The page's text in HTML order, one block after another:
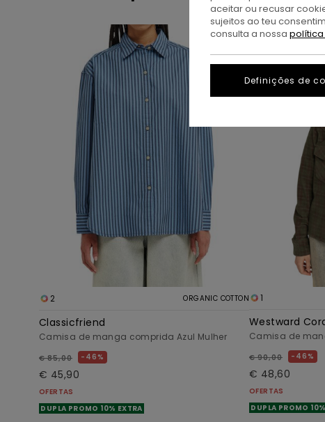
filtragem
2 ORGANIC COTTON
Classicfriend
Camisa de manga comprida Azul Mulher
€ 85,00 46%
€ 45,90
OFERTAS
DUPLA PROMO 10% EXTRA
1
Westward
Camisa de
€ 90,00 46%
€ 48,60
OFERTAS
DUPLA PROMO
aceitar ou recusar
sujeitos ao teu
consulta a nossa política
Definições de